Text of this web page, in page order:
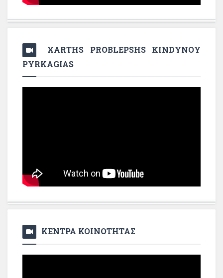
XARTHS PROBLEPSHS KINDYNOY
PYRKAGIAS
ΚΕΝΤΡΑ ΚΟΙΝΟΤΗΤΑΣ